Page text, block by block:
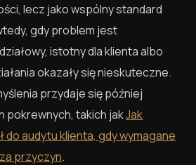
lecz jako wspólny standard
gdy problem jest
istotny dla klienta albo
okazały się nieskuteczne.
przydaje się później
pokrewnych, takich jakJak
audytu klienta, gdy wymagane
przyczyn.